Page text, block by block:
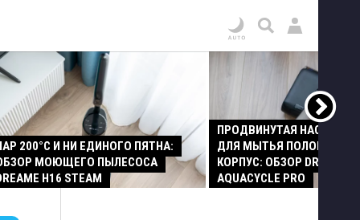
200°C И НИ ЕДИНОГО ПЯТНА:
МОЮЩЕГО ПЫЛЕСОСА
H16 STEAM
ПРОДВИНУТАЯ НАСАДКА
ДЛЯ МЫТЬЯ ПОЛОВ И
КОРПУС: ОБЗОР DREAME
AQUACYCLE PRO